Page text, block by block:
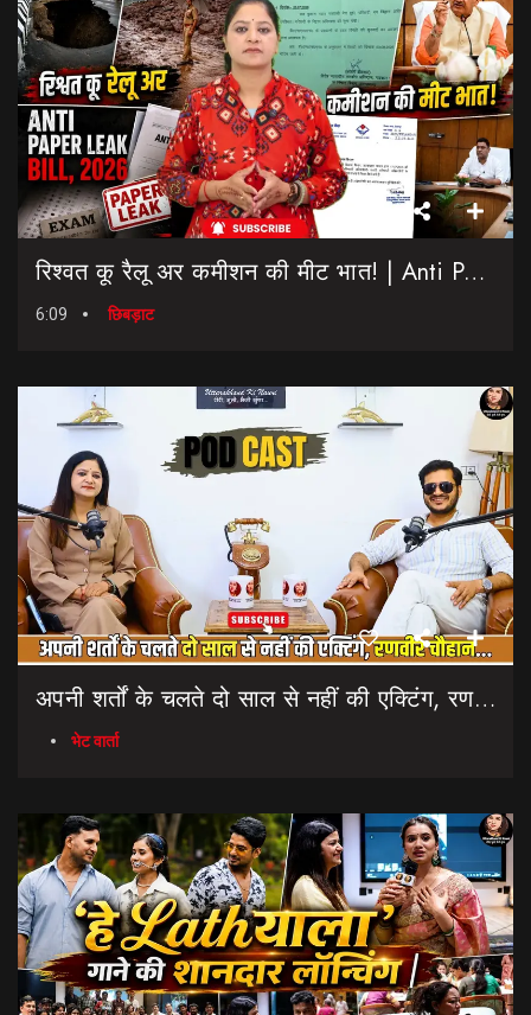
रिश्वत कू रैलू अर कमीशन की मीट भात! | Anti Paper Leak Bill 2026 | Saptahik Chhiprat
6:09 छिबड़ाट
अपनी शर्तों के चलते दो साल से नहीं की एक्टिंग, रणवीर चौहान || Uttarakhand Cinema Untold Secrets
भेट वार्ता